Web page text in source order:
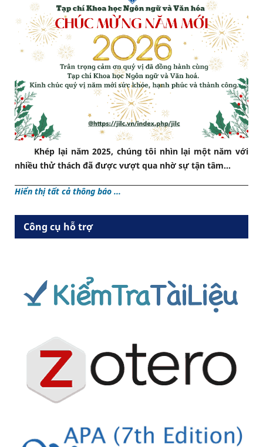
Khép lại năm 2025, chúng tôi nhìn lại một năm với
nhiều thử thách đã được vượt qua nhờ sự tận tâm...
Hiển thị tất cả thông báo ...
Công cụ hỗ trợ